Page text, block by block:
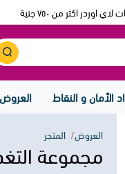
اكثر من ٧٥٠ جنية
الأمان و النقاط العروض
العروض المتجر
مجموعة